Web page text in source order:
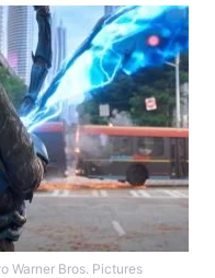
Warner Bros. Pictures